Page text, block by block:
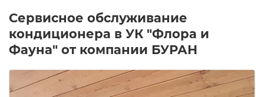
Сервисное обслуживание
кондиционера в УК "Флора и
Фауна" от компании БУРАН